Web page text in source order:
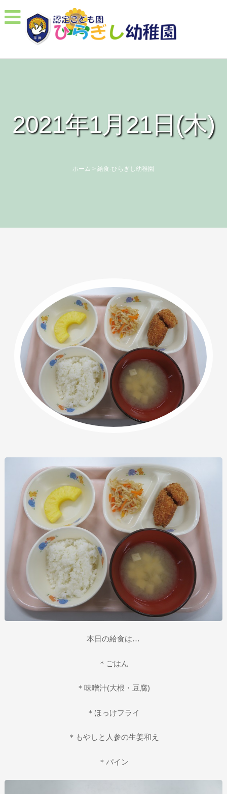
2021年1月21日(木)
ホーム >給食-ひらぎし幼稚園
本日の給食は…
＊ごはん
＊味噌汁(大根・豆腐)
＊ほっけフライ
＊もやしと人参の生姜和え
＊パイン